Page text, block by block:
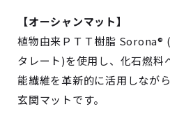
【オーシャンマット】
植物由来ＰＴＴ樹脂 Sorona®
タレート)を使用し、化石燃料
能繊維を革新的に活用しなが
玄関マットです。